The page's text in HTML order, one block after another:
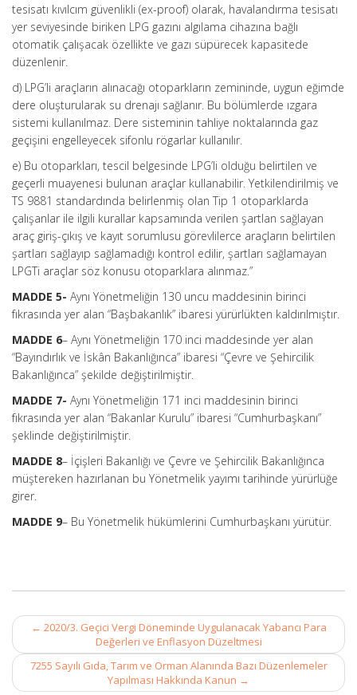
tesisatı kıvılcım güvenlikli (ex-proof) olarak, havalandırma tesisatı
yer seviyesinde biriken LPG gazını algılama cihazına bağlı
otomatik çalışacak özellikte ve gazı süpürecek kapasitede
düzenlenir.
d) LPG’li araçların alınacağı otoparkların zemininde, uygun eğimde
dere oluşturularak su drenajı sağlanır. Bu bölümlerde ızgara
sistemi kullanılmaz. Dere sisteminin tahliye noktalarında gaz
geçişini engelleyecek sifonlu rögarlar kullanılır.
e) Bu otoparkları, tescil belgesinde LPG’li olduğu belirtilen ve
geçerli muayenesi bulunan araçlar kullanabilir. Yetkilendirilmiş ve
TS 9881 standardında belirlenmiş olan Tip 1 otoparklarda
çalışanlar ile ilgili kurallar kapsamında verilen şartlan sağlayan
araç giriş-çıkış ve kayıt sorumlusu görevlilerce araçların belirtilen
şartları sağlayıp sağlamadığı kontrol edilir, şartları sağlamayan
LPGTi araçlar söz konusu otoparklara alınmaz.”
MADDE 5- Aynı Yönetmeliğin 130 uncu maddesinin birinci
fıkrasında yer alan “Başbakanlık” ibaresi yürürlükten kaldırılmıştır.
MADDE 6– Aynı Yönetmeliğin 170 inci maddesinde yer alan
“Bayındırlık ve İskân Bakanlığınca” ibaresi “Çevre ve Şehircilik
Bakanlığınca” şekilde değiştirilmiştir.
MADDE 7- Aynı Yönetmeliğin 171 inci maddesinin birinci
fıkrasında yer alan “Bakanlar Kurulu” ibaresi “Cumhurbaşkanı”
şeklinde değiştirilmiştir.
MADDE 8– İçişleri Bakanlığı ve Çevre ve Şehircilik Bakanlığınca
müştereken hazırlanan bu Yönetmelik yayımı tarihinde yürürlüğe
girer.
MADDE 9– Bu Yönetmelik hükümlerini Cumhurbaşkanı yürütür.
Post
navigation
← 2020/3. Geçici Vergi Döneminde Uygulanacak Yabancı Para
Değerleri ve Enflasyon Düzeltmesi
7255 Sayılı Gıda, Tarım ve Orman Alanında Bazı Düzenlemeler
Yapılması Hakkında Kanun →